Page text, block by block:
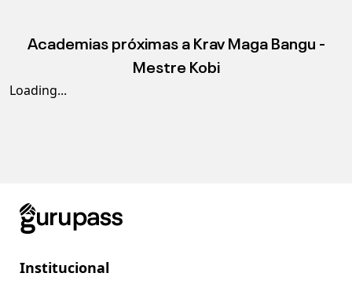
Academias próximas a Krav Maga Bangu -
Mestre Kobi
Loading...
Institucional